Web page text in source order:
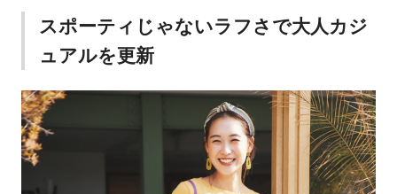
スポーティじゃないラフさで大人カジ
ュアルを更新